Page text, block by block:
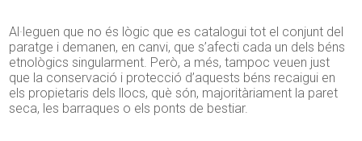
Al·leguen que no és lògic que es catalogui tot el conjunt del
paratge i demanen, en canvi, que s’afecti cada un dels béns
etnològics singularment. Però, a més, tampoc veuen just
que la conservació i protecció d’aquests béns recaigui en
els propietaris dels llocs, què són, majoritàriament la paret
seca, les barraques o els ponts de bestiar.